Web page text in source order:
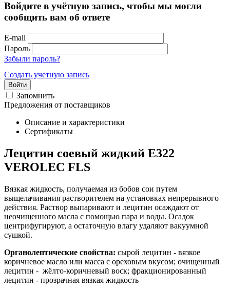
Войдите в учётную запись, чтобы мы могли
сообщить вам об ответе
E-mail
Пароль
Забыли пароль?
Создать учетную запись
Войти
Запомнить
Предложения от поставщиков
Описание и характеристики
Сертификаты
Лецитин соевый жидкий Е322
VEROLEC FLS
Вязкая жидкость, получаемая из бобов сои путем
выщелачивания растворителем на установках непрерывного
действия. Раствор выпаривают и лецитин осаждают от
неочищенного масла с помощью пара и воды. Осадок
центрифугируют, а остаточную влагу удаляют вакуумной
сушкой.
Органолептические свойства: сырой лецитин - вязкое
коричневое масло или масса с ореховым вкусом; очищенный
лецитин - жёлто-коричневый воск; фракционированный
лецитин - прозрачная вязкая жидкость